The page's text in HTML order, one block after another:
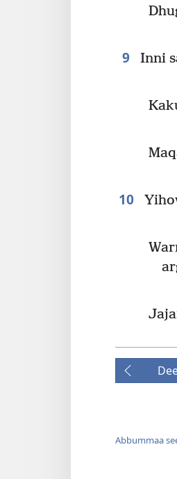
9 Inni
10
Abbummaa